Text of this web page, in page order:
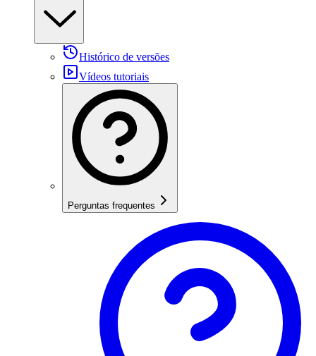
Histórico de versões
Vídeos tutoriais
Perguntas frequentes